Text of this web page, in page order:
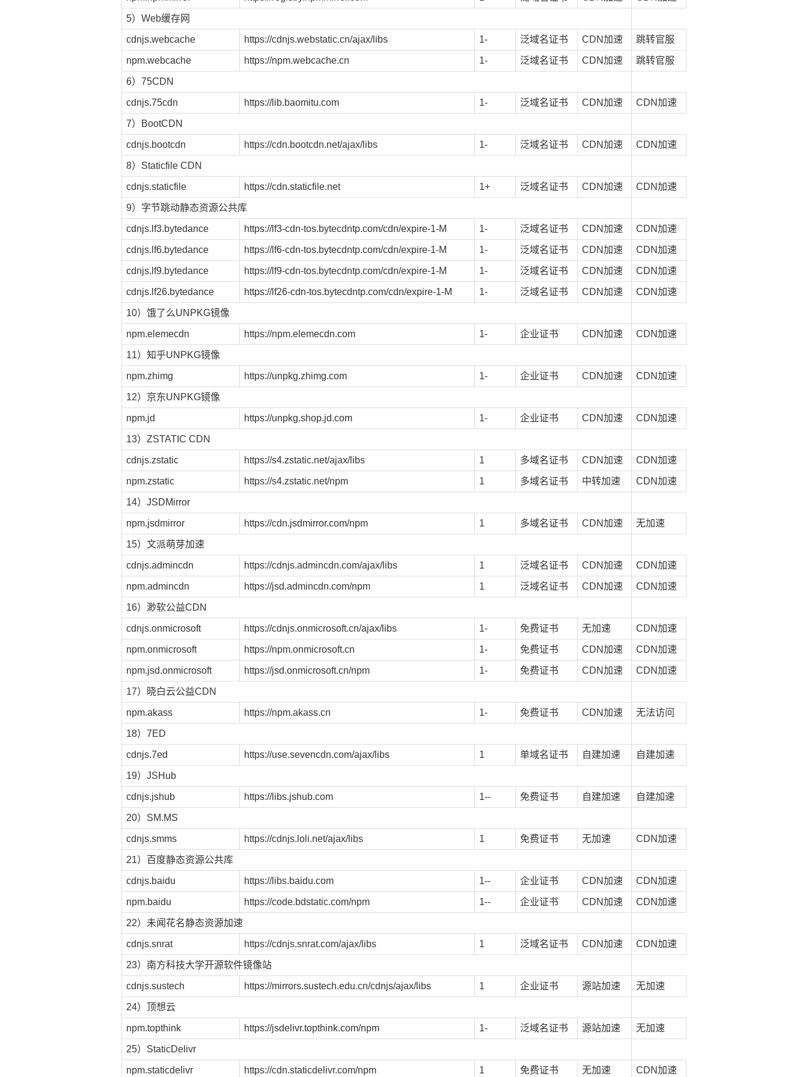
5）Web缓存网
cdnjs.webcache https://cdnjs.webstatic.cn/ajax/libs 1- 泛域名证书 CDN加速 跳转官服
npm.webcache https://npm.webcache.cn 1- 泛域名证书 CDN加速 跳转官服
6）75CDN
cdnjs.75cdn https://lib.baomitu.com 1- 泛域名证书 CDN加速 CDN加速
7）BootCDN
cdnjs.bootcdn https://cdn.bootcdn.net/ajax/libs 1- 泛域名证书 CDN加速 CDN加速
8）Staticfile CDN
cdnjs.staticfile https://cdn.staticfile.net 1+ 泛域名证书 CDN加速 CDN加速
9）字节跳动静态资源公共库
cdnjs.lf3.bytedance https://lf3-cdn-tos.bytecdntp.com/cdn/expire-1-M 1- 泛域名证书 CDN加速 CDN加速
cdnjs.lf6.bytedance https://lf6-cdn-tos.bytecdntp.com/cdn/expire-1-M 1- 泛域名证书 CDN加速 CDN加速
cdnjs.lf9.bytedance https://lf9-cdn-tos.bytecdntp.com/cdn/expire-1-M 1- 泛域名证书 CDN加速 CDN加速
cdnjs.lf26.bytedance https://lf26-cdn-tos.bytecdntp.com/cdn/expire-1-M 1- 泛域名证书 CDN加速 CDN加速
10）饿了么UNPKG镜像
npm.elemecdn https://npm.elemecdn.com 1- 企业证书 CDN加速 CDN加速
11）知乎UNPKG镜像
npm.zhimg https://unpkg.zhimg.com 1- 企业证书 CDN加速 CDN加速
12）京东UNPKG镜像
npm.jd https://unpkg.shop.jd.com 1- 企业证书 CDN加速 CDN加速
13）ZSTATIC CDN
cdnjs.zstatic https://s4.zstatic.net/ajax/libs 1 多域名证书 CDN加速 CDN加速
npm.zstatic https://s4.zstatic.net/npm 1 多域名证书 中转加速 CDN加速
14）JSDMirror
npm.jsdmirror https://cdn.jsdmirror.com/npm 1 多域名证书 CDN加速 无加速
15）文派萌芽加速
cdnjs.admincdn https://cdnjs.admincdn.com/ajax/libs 1 泛域名证书 CDN加速 CDN加速
npm.admincdn https://jsd.admincdn.com/npm 1 泛域名证书 CDN加速 CDN加速
16）渺软公益CDN
cdnjs.onmicrosoft https://cdnjs.onmicrosoft.cn/ajax/libs 1- 免费证书 无加速 CDN加速
npm.onmicrosoft https://npm.onmicrosoft.cn 1- 免费证书 CDN加速 CDN加速
npm.jsd.onmicrosoft https://jsd.onmicrosoft.cn/npm 1- 免费证书 CDN加速 CDN加速
17）晓白云公益CDN
npm.akass https://npm.akass.cn 1- 免费证书 CDN加速 无法访问
18）7ED
cdnjs.7ed https://use.sevencdn.com/ajax/libs 1 单域名证书 自建加速 自建加速
19）JSHub
cdnjs.jshub https://libs.jshub.com 1-- 免费证书 自建加速 自建加速
20）SM.MS
cdnjs.smms https://cdnjs.loli.net/ajax/libs 1 免费证书 无加速 CDN加速
21）百度静态资源公共库
cdnjs.baidu https://libs.baidu.com 1-- 企业证书 CDN加速 CDN加速
npm.baidu https://code.bdstatic.com/npm 1-- 企业证书 CDN加速 CDN加速
22）未闻花名静态资源加速
cdnjs.snrat https://cdnjs.snrat.com/ajax/libs 1 泛域名证书 CDN加速 CDN加速
23）南方科技大学开源软件镜像站
cdnjs.sustech https://mirrors.sustech.edu.cn/cdnjs/ajax/libs 1 企业证书 源站加速 无加速
24）顶想云
npm.topthink https://jsdelivr.topthink.com/npm 1- 泛域名证书 源站加速 无加速
25）StaticDelivr
npm.staticdelivr https://cdn.staticdelivr.com/npm 1 免费证书 无加速 CDN加速